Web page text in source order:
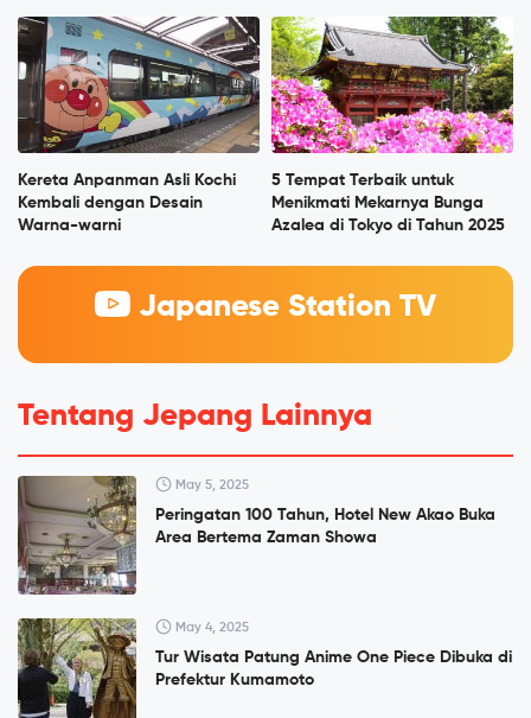
Kereta Anpanman Asli Kochi
Kembali dengan Desain
Warna-warni
5 Tempat Terbaik untuk
Menikmati Mekarnya Bunga
Azalea di Tokyo di Tahun 2025
Japanese Station TV
Tentang Jepang Lainnya
May 5, 2025
Peringatan 100 Tahun, Hotel New Akao Buka
Area Bertema Zaman Showa
May 4, 2025
Tur Wisata Patung Anime One Piece Dibuka di
Prefektur Kumamoto